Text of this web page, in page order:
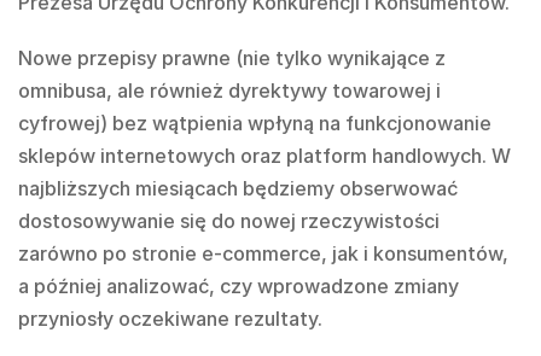
Nowe przepisy prawne (nie tylko wynikające z
omnibusa, ale również dyrektywy towarowej i
cyfrowej) bez wątpienia wpłyną na funkcjonowanie
sklepów internetowych oraz platform handlowych. W
najbliższych miesiącach będziemy obserwować
dostosowywanie się do nowej rzeczywistości
zarówno po stronie e-commerce, jak i konsumentów,
a później analizować, czy wprowadzone zmiany
przyniosły oczekiwane rezultaty.